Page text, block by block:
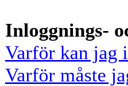
Inloggnings-
Varför kan jag
Varför måste